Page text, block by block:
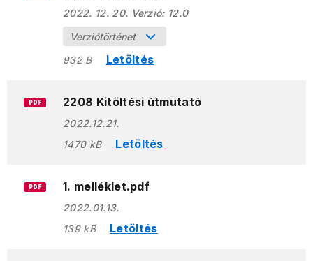
2022. 12. 20. Verzió: 12.0
Verziótörténet
932 B
Letöltés
PDF 2208 Kitöltési útmutató
2022.12.21.
1470 kB
Letöltés
PDF 1. melléklet.pdf
2022.01.13.
139 kB
Letöltés